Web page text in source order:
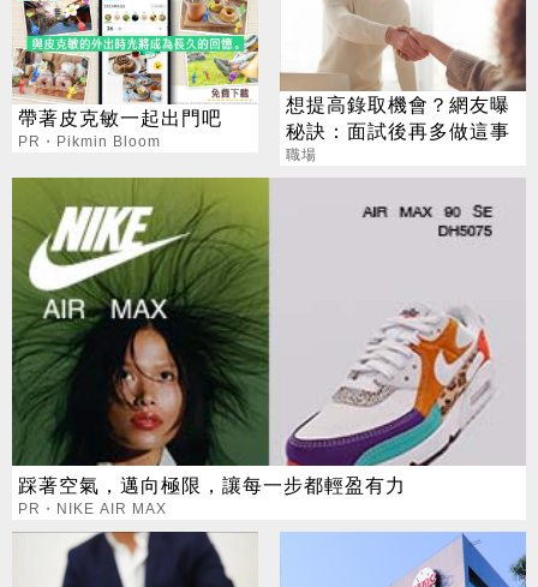
帶著皮克敏一起出門吧
PR・Pikmin Bloom
想提高錄取機會？網友曝
秘訣：面試後再多做這事
職場
踩著空氣，邁向極限，讓每一步都輕盈有力
PR・NIKE AIR MAX